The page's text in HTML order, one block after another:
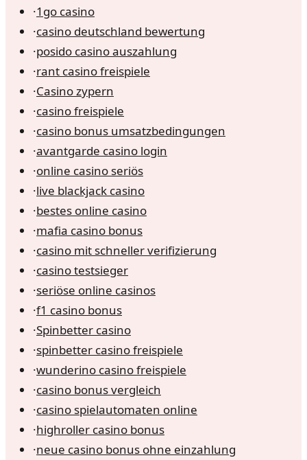
·1go casino
·casino deutschland bewertung
·posido casino auszahlung
·rant casino freispiele
·Casino zypern
·casino freispiele
·casino bonus umsatzbedingungen
·avantgarde casino login
·online casino seriös
·live blackjack casino
·bestes online casino
·mafia casino bonus
·casino mit schneller verifizierung
·casino testsieger
·seriöse online casinos
·f1 casino bonus
·Spinbetter casino
·spinbetter casino freispiele
·wunderino casino freispiele
·casino bonus vergleich
·casino spielautomaten online
·highroller casino bonus
·neue casino bonus ohne einzahlung